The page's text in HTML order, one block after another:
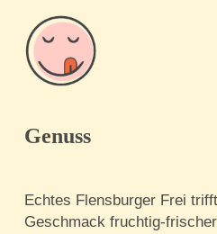
Genuss
Echtes Flensburger Frei
Geschmack fruchtig-